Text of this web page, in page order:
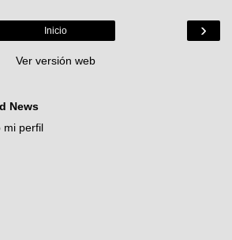
›
Inicio
Ver versión web
News
mi perfil